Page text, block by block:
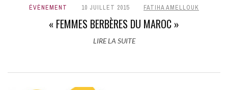
ÉVÈNEMENT 10 JUILLET 2015 FATIHA AMELLOUK
« FEMMES BERBÈRES DU MAROC »
LIRE LA SUITE